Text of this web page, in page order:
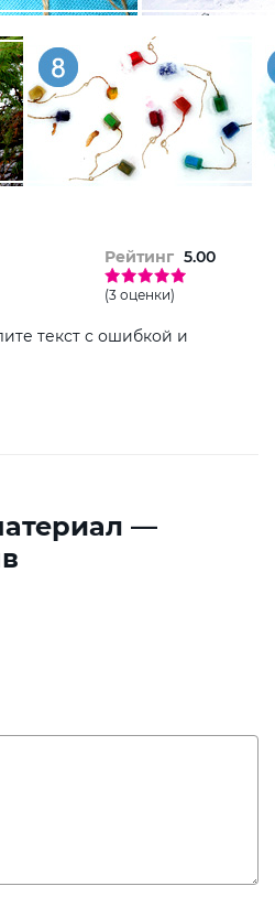
Рейтинг 5.00
(3 оценки)
текст с ошибкой и
—